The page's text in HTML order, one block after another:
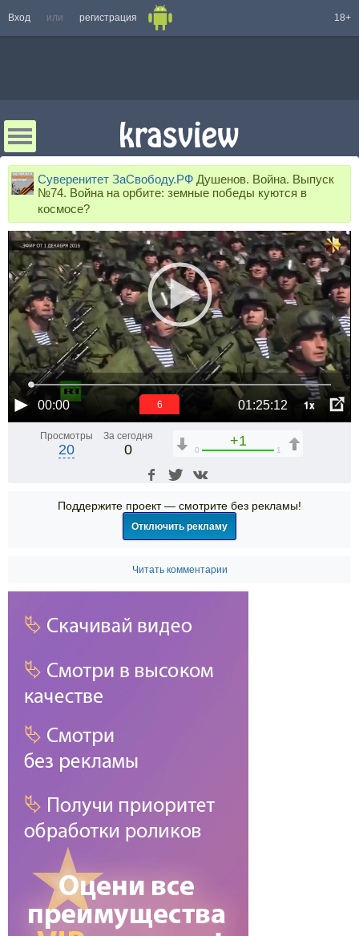
Вход или регистрация 18+
Суверенитет ЗаСвободу.РФ Душенов. Война. Выпуск
№74. Война на орбите: земные победы куются в
космосе?
00:00 01:25:12 1x
6
Просмотры
20
За сегодня
0
+1
0 1
Поддержите проект — смотрите без рекламы!
Отключить рекламу
Читать комментарии